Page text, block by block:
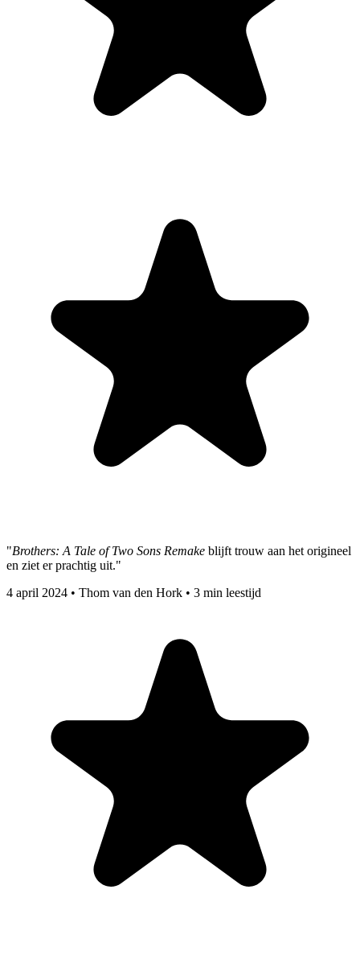
"Brothers: A Tale of Two Sons Remake blijft trouw aan het origineel
en ziet er prachtig uit."
4 april 2024 • Thom van den Hork • 3 min leestijd